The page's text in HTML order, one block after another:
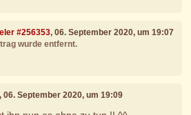
#256353, 06. September 2020, um 19:07
wurde entfernt.
, 06. September 2020, um 19:09